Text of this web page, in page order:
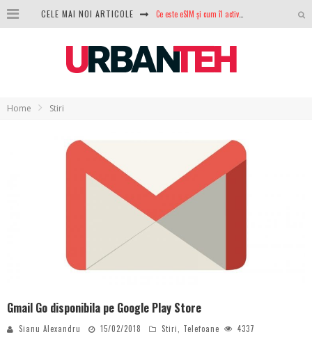
CELE MAI NOI ARTICOLE
100 GB de internet mobil gratuit de la Orange. Fără contract, fără acte și fără obligații
Analiza producției fotovoltaice în România – cât produce un sistem solar pe timp de iarnă?
Home Stiri
Gmail Go disponibila pe Google Play Store
Sianu Alexandru 15/02/2018 Stiri, Telefoane 4337